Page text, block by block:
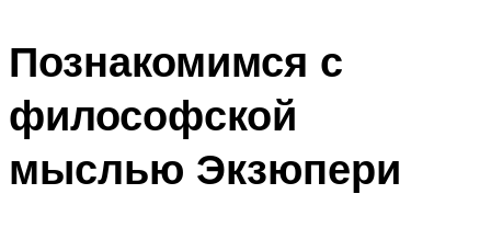
Познакомимся с
философской
мыслью Экзюпери